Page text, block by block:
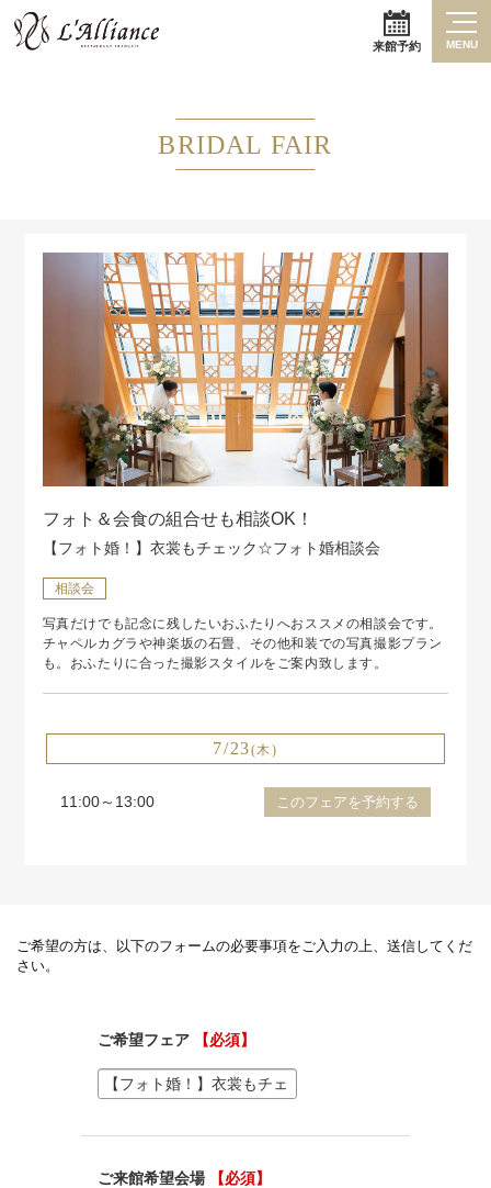
来館予約 MENU
BRIDAL FAIR
フォト＆会食の組合せも相談OK！
【フォト婚！】衣裳もチェック☆フォト婚相談会
相談会
写真だけでも記念に残したいおふたりへおススメの相談会です。
チャペルカグラや神楽坂の石畳、その他和装での写真撮影プラン
も。おふたりに合った撮影スタイルをご案内致します。
7/23(木)
11:00～13:00 このフェアを予約する